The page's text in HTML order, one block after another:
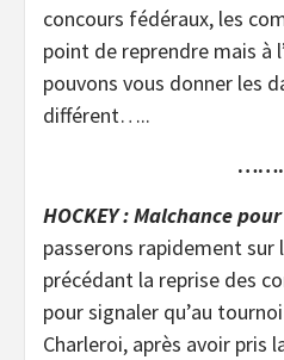
concours fédéraux, les
point de reprendre mais à
pouvons vous donner les
différent…..
HOCKEY : Malchance
passerons rapidement sur
précédant la reprise des
pour signaler qu’au
Charleroi, après avoir pris